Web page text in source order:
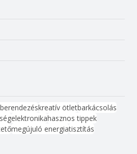
kreatív ötletbarkácsolás
elektronikahasznos tippek
megújuló energiatisztítás